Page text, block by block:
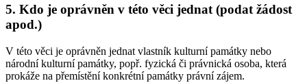
5. Kdo je oprávněn v této věci jednat (podat žádost
apod.)
V této věci je oprávněn jednat vlastník kulturní památky nebo
národní kulturní památky, popř. fyzická či právnická osoba, která
prokáže na přemístění konkrétní památky právní zájem.